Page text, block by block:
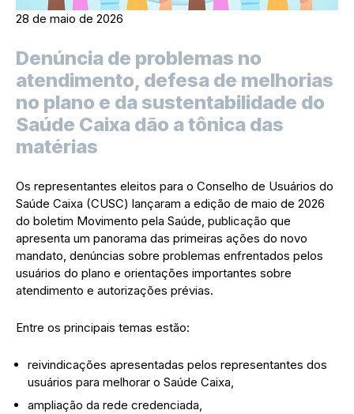
28 de maio de 2026
Denúncia de problemas no
atendimento, defesa de melhorias
no plano e da sustentabilidade do
Saúde Caixa dão a tônica das
matérias
Os representantes eleitos para o Conselho de Usuários do
Saúde Caixa (CUSC) lançaram a edição de maio de 2026
do boletim Movimento pela Saúde, publicação que
apresenta um panorama das primeiras ações do novo
mandato, denúncias sobre problemas enfrentados pelos
usuários do plano e orientações importantes sobre
atendimento e autorizações prévias.
Entre os principais temas estão:
reivindicações apresentadas pelos representantes dos
usuários para melhorar o Saúde Caixa,
ampliação da rede credenciada,